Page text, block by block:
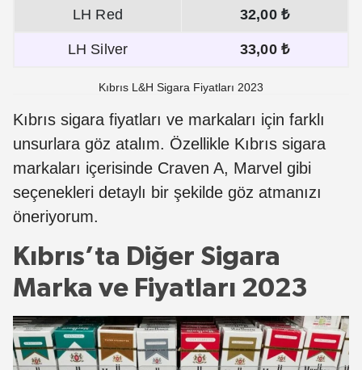
LH Red 32,00 ₺
LH Silver 33,00 ₺
Kıbrıs L&H Sigara Fiyatları 2023
Kıbrıs sigara fiyatları ve markaları için farklı
unsurlara göz atalım. Özellikle Kıbrıs sigara
markaları içerisinde Craven A, Marvel gibi
seçenekleri detaylı bir şekilde göz atmanızı
öneriyorum.
Kıbrıs’ta Diğer Sigara
Marka ve Fiyatları 2023